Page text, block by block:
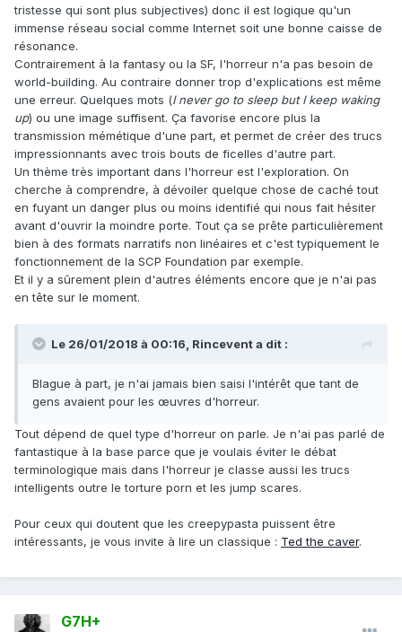
tristesse qui sont plus subjectives) donc il est logique qu'un
immense réseau social comme Internet soit une bonne caisse de
résonance.
Contrairement à la fantasy ou la SF, l'horreur n'a pas besoin de
world-building. Au contraire donner trop d'explications est même
une erreur. Quelques mots (I never go to sleep but I keep waking
up) ou une image suffisent. Ça favorise encore plus la
transmission mémétique d'une part, et permet de créer des trucs
impressionnants avec trois bouts de ficelles d'autre part.
Un thème très important dans l'horreur est l'exploration. On
cherche à comprendre, à dévoiler quelque chose de caché tout
en fuyant un danger plus ou moins identifié qui nous fait hésiter
avant d'ouvrir la moindre porte. Tout ça se prête particulièrement
bien à des formats narratifs non linéaires et c'est typiquement le
fonctionnement de la SCP Foundation par exemple.
Et il y a sûrement plein d'autres éléments encore que je n'ai pas
en tête sur le moment.
Le 26/01/2018 à 00:16, Rinceventa dit :
Blague à part, je n'ai jamais bien saisi l'intérêt que tant de
gens avaient pour les œuvres d'horreur.
Tout dépend de quel type d'horreur on parle. Je n'ai pas parlé de
fantastique à la base parce que je voulais éviter le débat
terminologique mais dans l'horreur je classe aussi les trucs
intelligents outre le torture porn et les jump scares.
Pour ceux qui doutent que les creepypasta puissent être
intéressants, je vous invite à lire un classique : Ted the caver.
G7H+